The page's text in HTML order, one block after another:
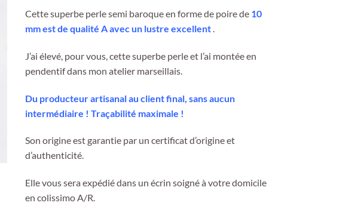
Cette superbe perle semi baroque en forme de poire de 10
mm est de qualité A avec un lustre excellent.
J’ai élevé, pour vous, cette superbe perle et l’ai montée en
pendentif dans mon atelier marseillais.
Du producteur artisanal au client final, sans aucun
intermédiaire ! Traçabilité maximale !
Son origine est garantie par un certificat d’origine et
d’authenticité.
Elle vous sera expédié dans un écrin soigné à votre domicile
en colissimo A/R.